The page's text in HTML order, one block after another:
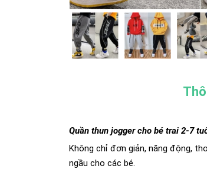
Quần thun jogger cho bé trai 2-7
Không chỉ đơn giản, năng động,
ngầu cho các bé.